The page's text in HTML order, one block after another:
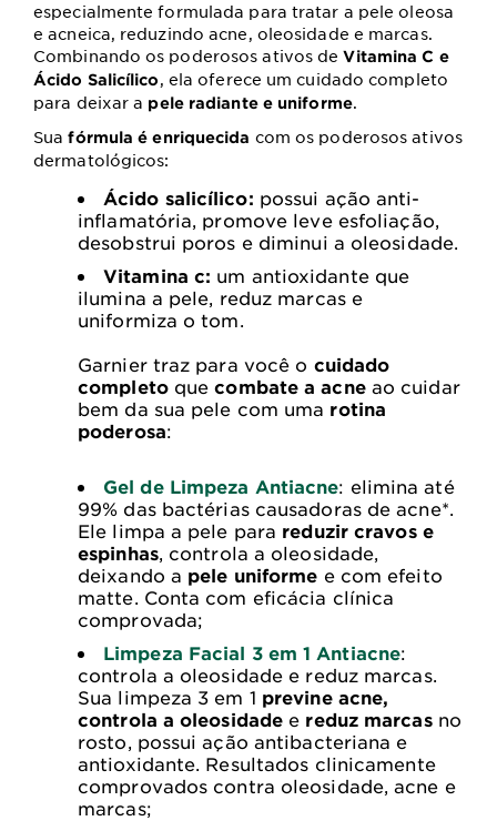
especialmente formulada para tratar a pele oleosa
e acneica, reduzindo acne, oleosidade e marcas.
Combinando os poderosos ativos deVitamina C e
Ácido Salicílico, ela oferece um cuidado completo
para deixar a pele radiante e uniforme.
Suafórmula é enriquecida com os poderosos ativos
dermatológicos:
Ácido salicílico: possui ação anti-
inflamatória, promove leve esfoliação,
desobstrui poros e diminui a oleosidade.
Vitamina c: um antioxidante que
ilumina a pele, reduz marcas e
uniformiza o tom.
Garnier traz para você o cuidado
completo quecombate a acne ao cuidar
bem da sua pele com uma rotina
poderosa:
Gel de Limpeza Antiacne: elimina até
99% das bactérias causadoras de acne*.
Ele limpa a pele para reduzir cravos e
espinhas, controla a oleosidade,
deixando a pele uniforme e com efeito
matte. Conta com eficácia clínica
comprovada;
Limpeza Facial 3 em 1 Antiacne:
controla a oleosidade e reduz marcas.
Sua limpeza 3 em 1 previne acne,
controla a oleosidade e reduz marcasno
rosto, possui ação antibacteriana e
antioxidante. Resultados clinicamente
comprovados contra oleosidade, acne e
marcas;